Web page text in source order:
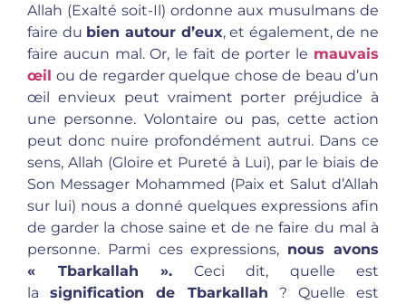
Allah (Exalté soit-Il) ordonne aux musulmans de
faire du bien autour d’eux, et également, de ne
faire aucun mal. Or, le fait de porter le mauvais
œil ou de regarder quelque chose de beau d’un
œil envieux peut vraiment porter préjudice à
une personne. Volontaire ou pas, cette action
peut donc nuire profondément autrui. Dans ce
sens, Allah (Gloire et Pureté à Lui), par le biais de
Son Messager Mohammed (Paix et Salut d’Allah
sur lui) nous a donné quelques expressions afin
de garder la chose saine et de ne faire du mal à
personne. Parmi ces expressions, nous avons
« Tbarkallah ». Ceci dit, quelle est
lasignification de Tbarkallah ? Quelle est